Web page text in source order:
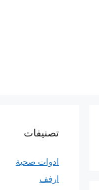
تصنيفات
ادوات صحية
ارفف